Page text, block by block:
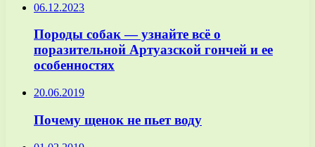
06.12.2023
Породы собак — узнайте всё о
поразительной Артуазской гончей и ее
особенностях
20.06.2019
Почему щенок не пьет воду